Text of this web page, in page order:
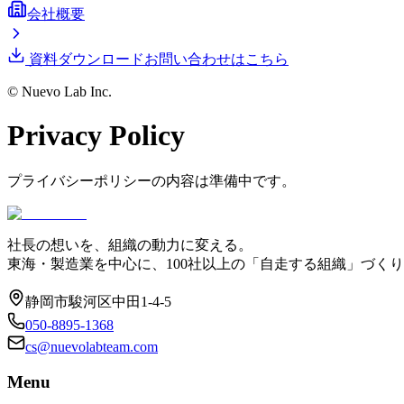
会社概要
資料ダウンロードお問い合わせはこちら
© Nuevo Lab Inc.
Privacy Policy
プライバシーポリシーの内容は準備中です。
社長の想いを、組織の動力に変える。
東海・製造業を中心に、100社以上の「自走する組織」づく
静岡市駿河区中田1-4-5
050-8895-1368
cs@nuevolabteam.com
Menu